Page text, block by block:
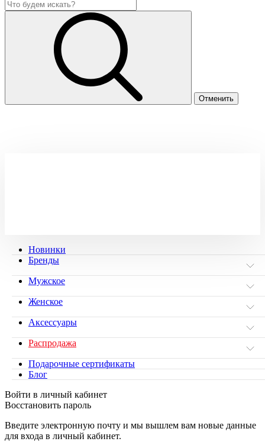
Новинки
Бренды
Мужское
Женское
Аксессуары
Распродажа
Подарочные сертификаты
Блог
Войти в личный кабинет
Восстановить пароль
Введите электронную почту и мы вышлем вам новые данные
для входа в личный кабинет.